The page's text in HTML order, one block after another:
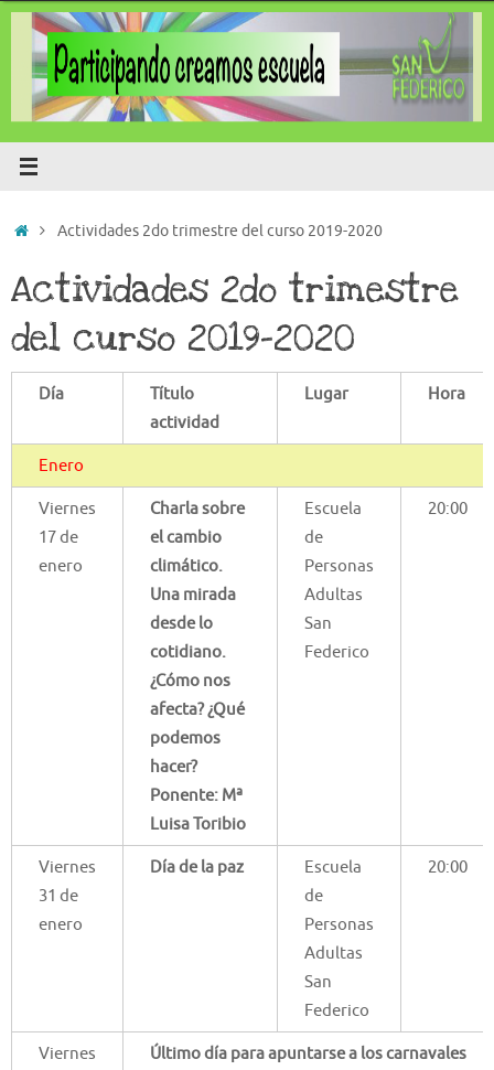
Saltar
contenido
InicioActividades 2do trimestre del curso 2019-2020
Actividades 2do trimestre
del curso 2019-2020
Día
Título
actividad
Lugar Hora
Enero
Viernes
17 de
enero
Charla sobre
el cambio
climático.
Una mirada
desde lo
cotidiano.
¿Cómo nos
afecta? ¿Qué
podemos
hacer?
Ponente: Mª
Luisa Toribio
Escuela
de
Personas
Adultas
San
Federico
20:00
Viernes
31 de
enero
Día de la paz
Escuela
de
Personas
Adultas
San
Federico
20:00
Viernes
Último día para apuntarse a los carnavales